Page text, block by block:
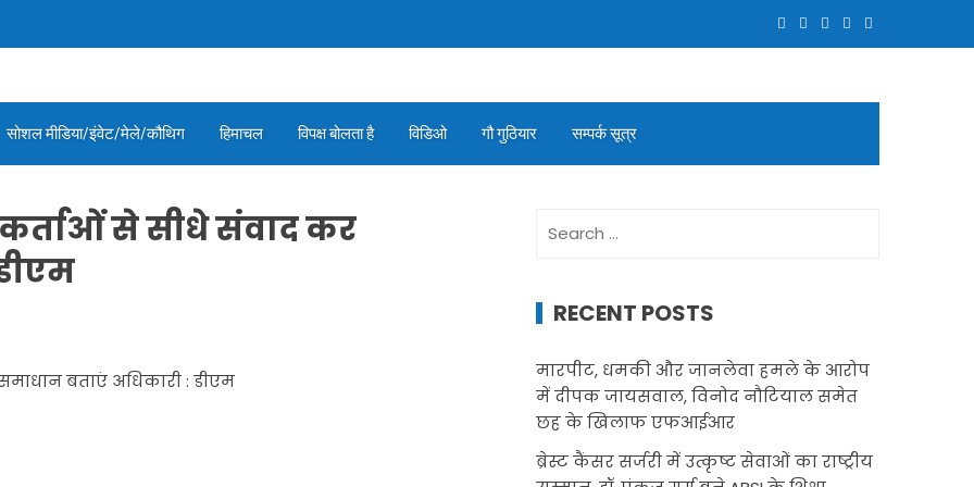
सोशल मीडिया/इंवेट/मेले/कौथिग हिमाचल विपक्ष बोलता है विडिओ गौ गुठियार सम्पर्क सूत्र
से सीधे संवाद कर
बताएं अधिकारी : डीएम
for:
RECENT POSTS
मारपीट, धमकी और जानलेवा हमले के आरोप
में दीपक जायसवाल, विनोद नौटियाल समेत
छह के खिलाफ एफआईआर
ब्रेस्ट कैंसर सर्जरी में उत्कृष्ट सेवाओं का राष्ट्रीय